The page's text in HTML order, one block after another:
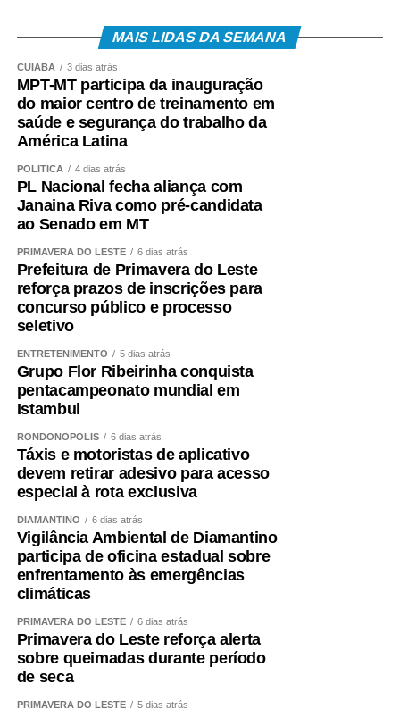
MAIS LIDAS DA SEMANA
CUIABÁ 3 dias atrás
MPT-MT participa da inauguração
do maior centro de treinamento em
saúde e segurança do trabalho da
América Latina
POLÍTICA 4 dias atrás
PL Nacional fecha aliança com
Janaina Riva como pré-candidata
ao Senado em MT
PRIMAVERA DO LESTE 6 dias atrás
Prefeitura de Primavera do Leste
reforça prazos de inscrições para
concurso público e processo
seletivo
ENTRETENIMENTO 5 dias atrás
Grupo Flor Ribeirinha conquista
pentacampeonato mundial em
Istambul
RONDONÓPOLIS 6 dias atrás
Táxis e motoristas de aplicativo
devem retirar adesivo para acesso
especial à rota exclusiva
DIAMANTINO 6 dias atrás
Vigilância Ambiental de Diamantino
participa de oficina estadual sobre
enfrentamento às emergências
climáticas
PRIMAVERA DO LESTE 6 dias atrás
Primavera do Leste reforça alerta
sobre queimadas durante período
de seca
PRIMAVERA DO LESTE 5 dias atrás